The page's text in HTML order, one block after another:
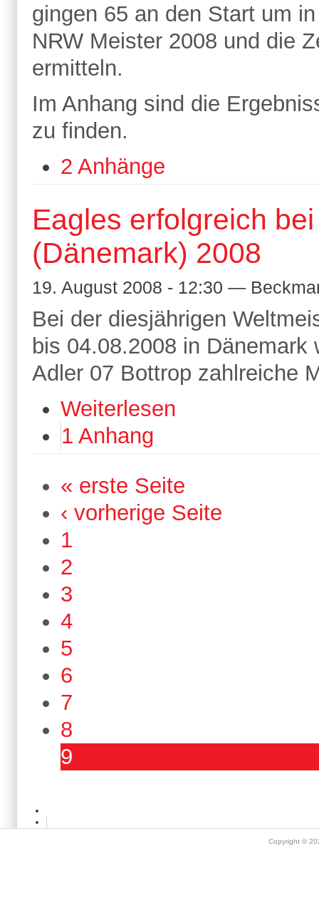
gingen 65 an den Start um
NRW Meister 2008 und die
ermitteln.
Im Anhang sind die
zu finden.
2 Anhänge
Eagles erfolgreich
(Dänemark) 2008
19. August 2008 - 12:30 —
Bei der diesjährigen
bis 04.08.2008 in Dänemark
Adler 07 Bottrop zahlreiche
Weiterlesen
1 Anhang
« erste Seite
‹ vorherige Seite
1
2
3
4
5
6
7
8
9
Copyright ©